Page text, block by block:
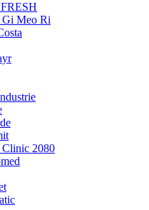
Gi Meo Ri
Clinic 2080